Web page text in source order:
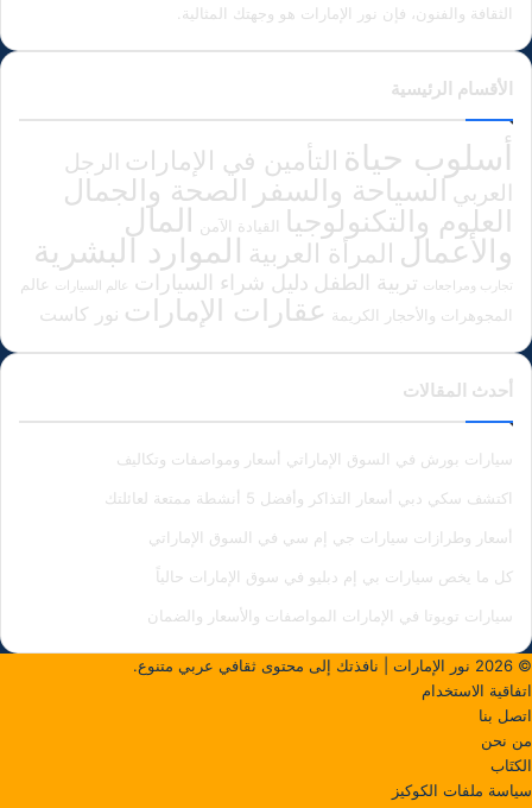
الثقافة والفنون، فإن نور الإمارات هو وجهتك المثالية.
الأقسام الرئيسية
أسلوب حياة التأمين في الإمارات
الرجل
العربي السياحة والسفر الصحة والجمال
العلوم والتكنولوجيا
القيادة الآمن المال
والأعمال المرأة العربية الموارد البشرية
تجارب ومراجعات تربية الطفل دليل شراء السيارات عالم السيارات عالم
المجوهرات والأحجار الكريمة عقارات الإمارات نور كاست
أحدث المقالات
سيارات بورش في السوق الإماراتي أسعار ومواصفات وتكاليف
اكتشف سكي دبي أسعار التذاكر وأفضل 5 أنشطة ممتعة لعائلتك
أسعار وطرازات سيارات جي إم سي في السوق الإماراتي
كل ما يخص سيارات بي إم دبليو في سوق الإمارات حالياً
سيارات تويوتا في الإمارات المواصفات والأسعار والضمان
© 2026 نور الإمارات | نافذتك إلى محتوى ثقافي عربي متنوع.
اتفاقية الاستخدام
اتصل بنا
من نحن
الكتَاب
سياسة ملفات الكوكيز